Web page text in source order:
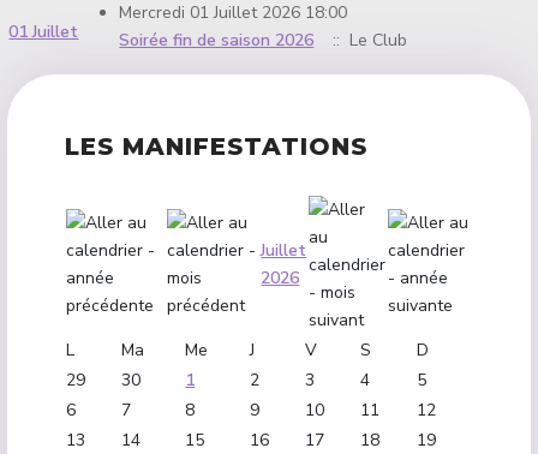
01 Juillet
Mercredi 01 Juillet 2026 18:00
Soirée fin de saison 2026
:: Le Club
LES MANIFESTATIONS
Juillet
2026
L Ma Me J V S
D
29
30 1 2 3 4
5
6
7 8 9 10 11
12
13
14 15 16 17 18
19